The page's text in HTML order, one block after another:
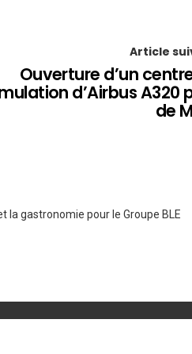
Article
Ouverture d’un
d’Airbus A320
de
la gastronomie pour le Groupe BLE